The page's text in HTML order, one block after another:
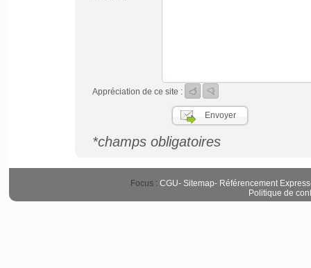
Appréciation de ce site :
*champs obligatoires
Focus : CGU- Sitemap- Référencement Express
Politique de